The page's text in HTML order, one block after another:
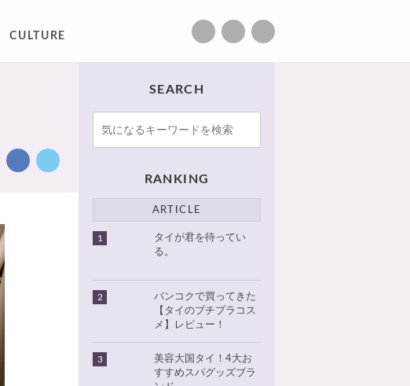
CULTURE
SEARCH
RANKING
ARTICLE
1
タイが君を待ってい
る。
2
バンコクで買ってきた
【タイのプチプラコス
メ】レビュー！
3
美容大国タイ！4大お
すすめスパグッズブラ